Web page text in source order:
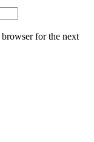
for the next